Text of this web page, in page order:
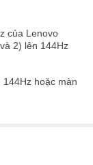
của Lenovo
2) lên 144Hz
hoặc màn